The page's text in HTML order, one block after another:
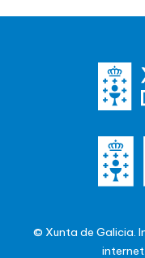
© Xunta de Galicia.